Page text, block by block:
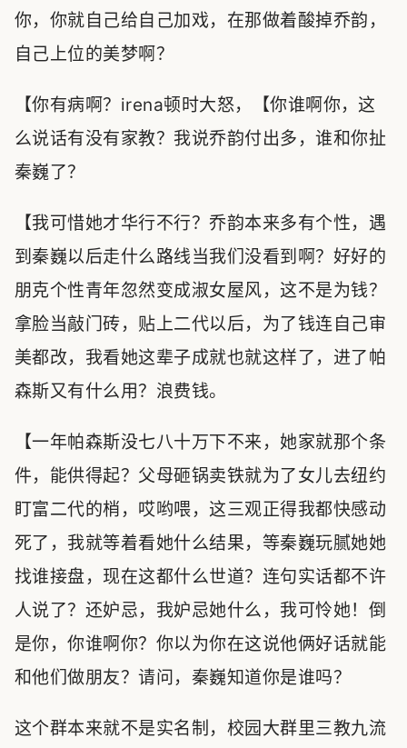
你，你就自己给自己加戏，在那做着酸掉乔韵，
自己上位的美梦啊？
【你有病啊？irena顿时大怒，【你谁啊你，这
么说话有没有家教？我说乔韵付出多，谁和你扯
秦巍了？
【我可惜她才华行不行？乔韵本来多有个性，遇
到秦巍以后走什么路线当我们没看到啊？好好的
朋克个性青年忽然变成淑女屋风，这不是为钱？
拿脸当敲门砖，贴上二代以后，为了钱连自己审
美都改，我看她这辈子成就也就这样了，进了帕
森斯又有什么用？浪费钱。
【一年帕森斯没七八十万下不来，她家就那个条
件，能供得起？父母砸锅卖铁就为了女儿去纽约
盯富二代的梢，哎哟喂，这三观正得我都快感动
死了，我就等着看她什么结果，等秦巍玩腻她她
找谁接盘，现在这都什么世道？连句实话都不许
人说了？还妒忌，我妒忌她什么，我可怜她！倒
是你，你谁啊你？你以为你在这说他俩好话就能
和他们做朋友？请问，秦巍知道你是谁吗？
这个群本来就不是实名制，校园大群里三教九流